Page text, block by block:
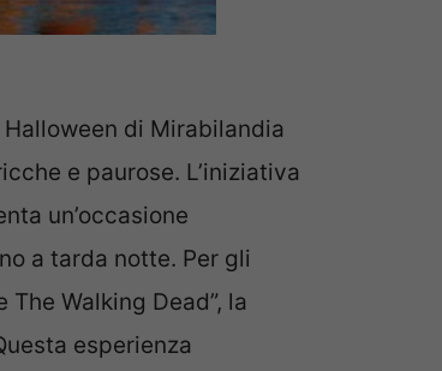
di Mirabilandia
e paurose. L’iniziativa
un’occasione
a tarda notte. Per gli
Walking Dead”, la
esperienza